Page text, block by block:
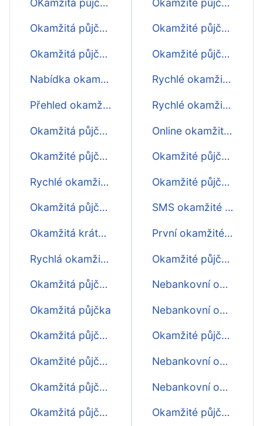
Okamžitá půjčka na 30 dní
Okamžitá půjčka do 24 hodin
Nabídka okamžitých půjček
Přehled okamžitých půjček
Okamžitá půjčka o víkendu
Okamžité půjčky Fintil
Rychlé okamžité půjčky
Okamžitá půjčka ihned na účet
Okamžitá krátkodobá půjčka
Rychlá okamžitá půjčka ihned
Okamžitá půjčka do výplaty
Okamžitá půjčka
Okamžitá půjčka na měsíc
Okamžité půjčky před výplatou ihned
Okamžitá půjčka do 15 min
Okamžitá půjčka do hodiny
Okamžité půjčky rychle
Okamžité půjčky ihned na bankovní účet
Rychlé okamžité půjčky do výplaty
Rychlé okamžité půjčky před výplatou
Online okamžité půjčky ihned na účet
Okamžité půjčky na cokoliv
Okamžité půjčky ihned zdarma
SMS okamžité půjčky
První okamžité půjčky zdarma
Okamžité půjčky online
Nebankovní okamžité půjčky online
Nebankovní okamžitá půjčka online
Okamžité půjčky online ihned
Nebankovní okamžité půjčky ihned
Nebankovní okamžité půjčky
Okamžité půjčky ihned na účet